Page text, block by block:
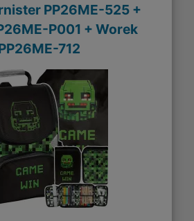
PP26ME-525 +
P001 + Worek
712